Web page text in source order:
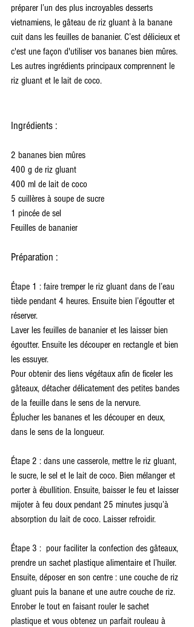
préparer l’un des plus incroyables desserts
vietnamiens, le gâteau de riz gluant à la banane
cuit dans les feuilles de bananier. C’est délicieux et
c'est une façon d'utiliser vos bananes bien mûres.
Les autres ingrédients principaux comprennent le
riz gluant et le lait de coco.
Ingrédients :
2 bananes bien mûres
400 g de riz gluant
400 ml de lait de coco
5 cuillères à soupe de sucre
1 pincée de sel
Feuilles de bananier
Préparation :
Étape 1 : faire tremper le riz gluant dans de l’eau
tiède pendant 4 heures. Ensuite bien l’égoutter et
réserver.
Laver les feuilles de bananier et les laisser bien
égoutter. Ensuite les découper en rectangle et bien
les essuyer.
Pour obtenir des liens végétaux afin de ficeler les
gâteaux, détacher délicatement des petites bandes
de la feuille dans le sens de la nervure.
Éplucher les bananes et les découper en deux,
dans le sens de la longueur.
Étape 2 : dans une casserole, mettre le riz gluant,
le sucre, le sel et le lait de coco. Bien mélanger et
porter à ébullition. Ensuite, baisser le feu et laisser
mijoter à feu doux pendant 25 minutes jusqu’à
absorption du lait de coco. Laisser refroidir.
Étape 3 :  pour faciliter la confection des gâteaux,
prendre un sachet plastique alimentaire et l’huiler.
Ensuite, déposer en son centre : une couche de riz
gluant puis la banane et une autre couche de riz.
Enrober le tout en faisant rouler le sachet
plastique et vous obtenez un parfait rouleau à